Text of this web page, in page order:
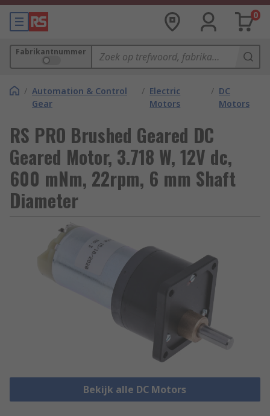
0
Fabrikantnummer
/ Automation & Control
Gear
/ Electric
Motors
/ DC
Motors
RS PRO Brushed Geared DC
Geared Motor, 3.718 W, 12V dc,
600 mNm, 22rpm, 6 mm Shaft
Diameter
Bekijk alle DC Motors